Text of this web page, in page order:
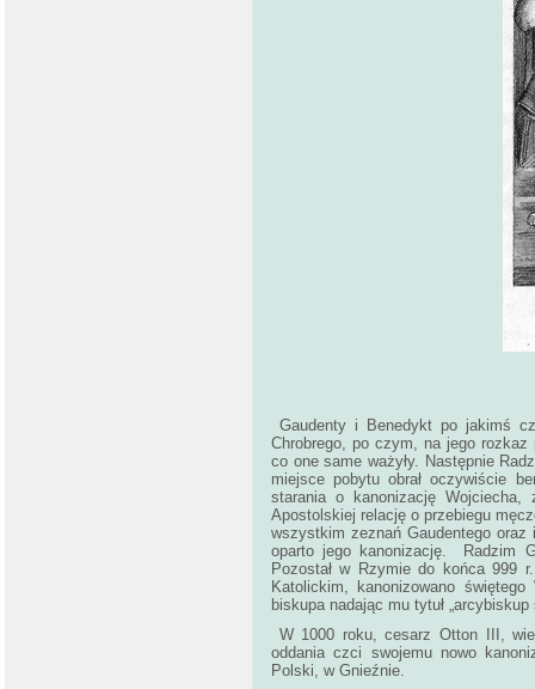
Gaudenty i Benedykt po jakimś
Chrobrego, po czym, na jego
co one same ważyły. Następnie
miejsce pobytu obrał oczywiście
starania o kanonizację Wojciecha,
Apostolskiej relację o przebiegu
wszystkim zeznań Gaudentego
oparto jego kanonizację. Radzim
Pozostał w Rzymie do końca
Katolickim, kanonizowano
biskupa nadając mu tytuł
W 1000 roku, cesarz Otton III,
oddania czci swojemu nowo
Polski, w Gnieźnie.